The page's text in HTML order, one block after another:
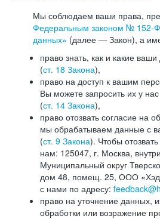
Мы соблюдаем ваши права,
Федеральным законом № 152-
данных» (далее — Закон), а
право знать, как и какие
(ст. 18 Закона),
право на доступ к вашим
Вы можете запросить их у
(ст. 14 Закона),
право отозвать согласие на
мы обрабатываем данные с
(ст. 9 Закона). Чтобы
нам: 125047, г. Москва,
Муниципальный округ
дом 48, помещ. 25, ООО
с нами по адресу:
право на уточнение данных,
обработки или возражение